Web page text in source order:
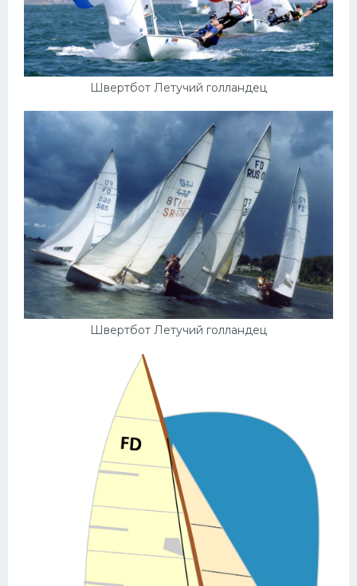
Швертбот Летучий голландец
Швертбот Летучий голландец